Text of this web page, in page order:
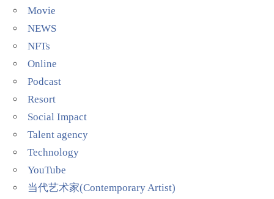
Movie
NEWS
NFTs
Online
Podcast
Resort
Social Impact
Talent agency
Technology
YouTube
当代艺术家(Contemporary Artist)